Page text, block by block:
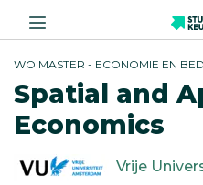
WO MASTER - ECONOMIE EN
Spatial and
Economics
Vrije